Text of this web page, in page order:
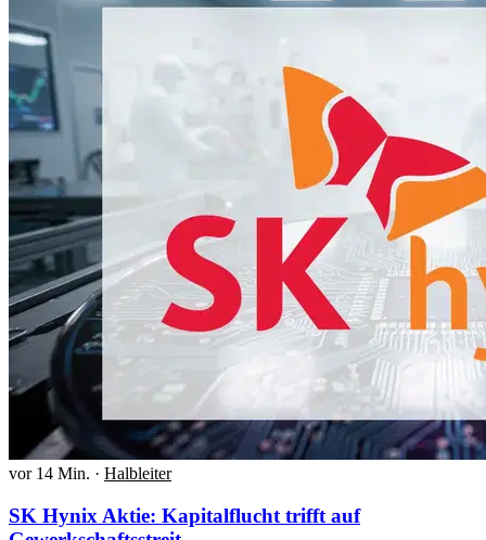
vor 14 Min. · Halbleiter
SK Hynix Aktie: Kapitalflucht trifft auf